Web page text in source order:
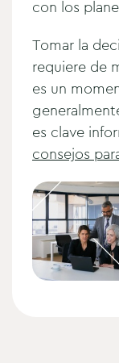
con los
Tomar la
requiere de
es un
es clave
consejos